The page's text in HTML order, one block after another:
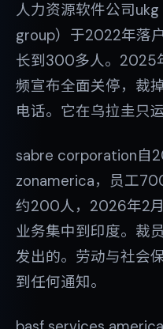
人力资源软件公司
group）于2022年落
长到300多人。2025
频宣布全面关停，裁
电话。它在乌拉圭只
sabre corporation自
zonamerica，员工
约200人，2026年2
业务集中到印度。裁
发出的。劳动与社会
到任何通知。